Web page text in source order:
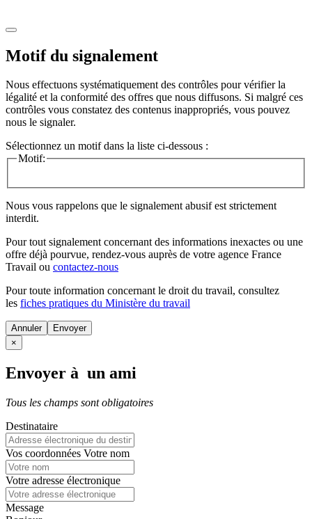
Motif du signalement
Nous effectuons systématiquement des contrôles pour vérifier la
légalité et la conformité des offres que nous diffusons. Si malgré ces
contrôles vous constatez des contenus inappropriés, vous pouvez
nous le signaler.
Sélectionnez un motif dans la liste ci-dessous :
Motif:
Nous vous rappelons que le signalement abusif est strictement
interdit.
Pour tout signalement concernant des informations inexactes ou une
offre déjà pourvue, rendez-vous auprès de votre agence France
Travail ou contactez-nous
Pour toute information concernant le droit du travail, consultez
les fiches pratiques du Ministère du travail
Annuler
×
Envoyer à un ami
Tous les champs sont obligatoires
Destinataire
Vos coordonnées Votre nom
Votre adresse électronique
Message